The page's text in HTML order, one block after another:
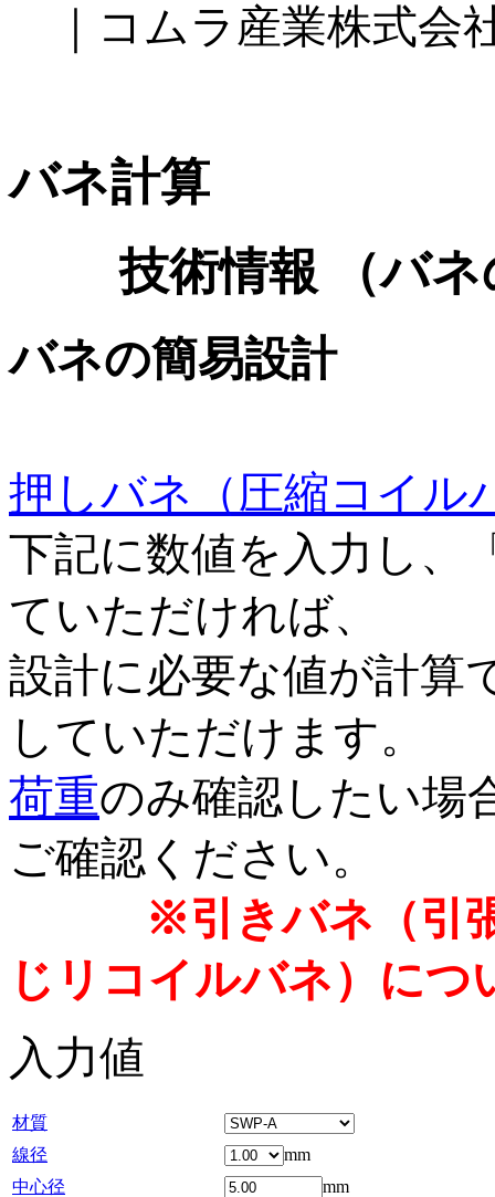
｜コムラ産業株式会
バネ計算
技術情報 （バ
バネの簡易設計
押しバネ（圧縮コイル
下記に数値を入力し、
ていただければ、
設計に必要な値が計算
していただけます。
荷重のみ確認したい場
ご確認ください。
※引きバネ（引
じリコイルバネ）につ
入力値
材質
線径
mm
中心径
mm